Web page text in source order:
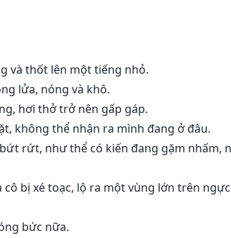
và thốt lên một tiếng nhỏ.
lửa, nóng và khô.
hơi thở trở nên gấp gáp.
không thể nhận ra mình đang ở đâu.
rứt, như thể có kiến đang gặm nhấm,
cô bị xé toạc, lộ ra một vùng lớn trên
bức nữa.